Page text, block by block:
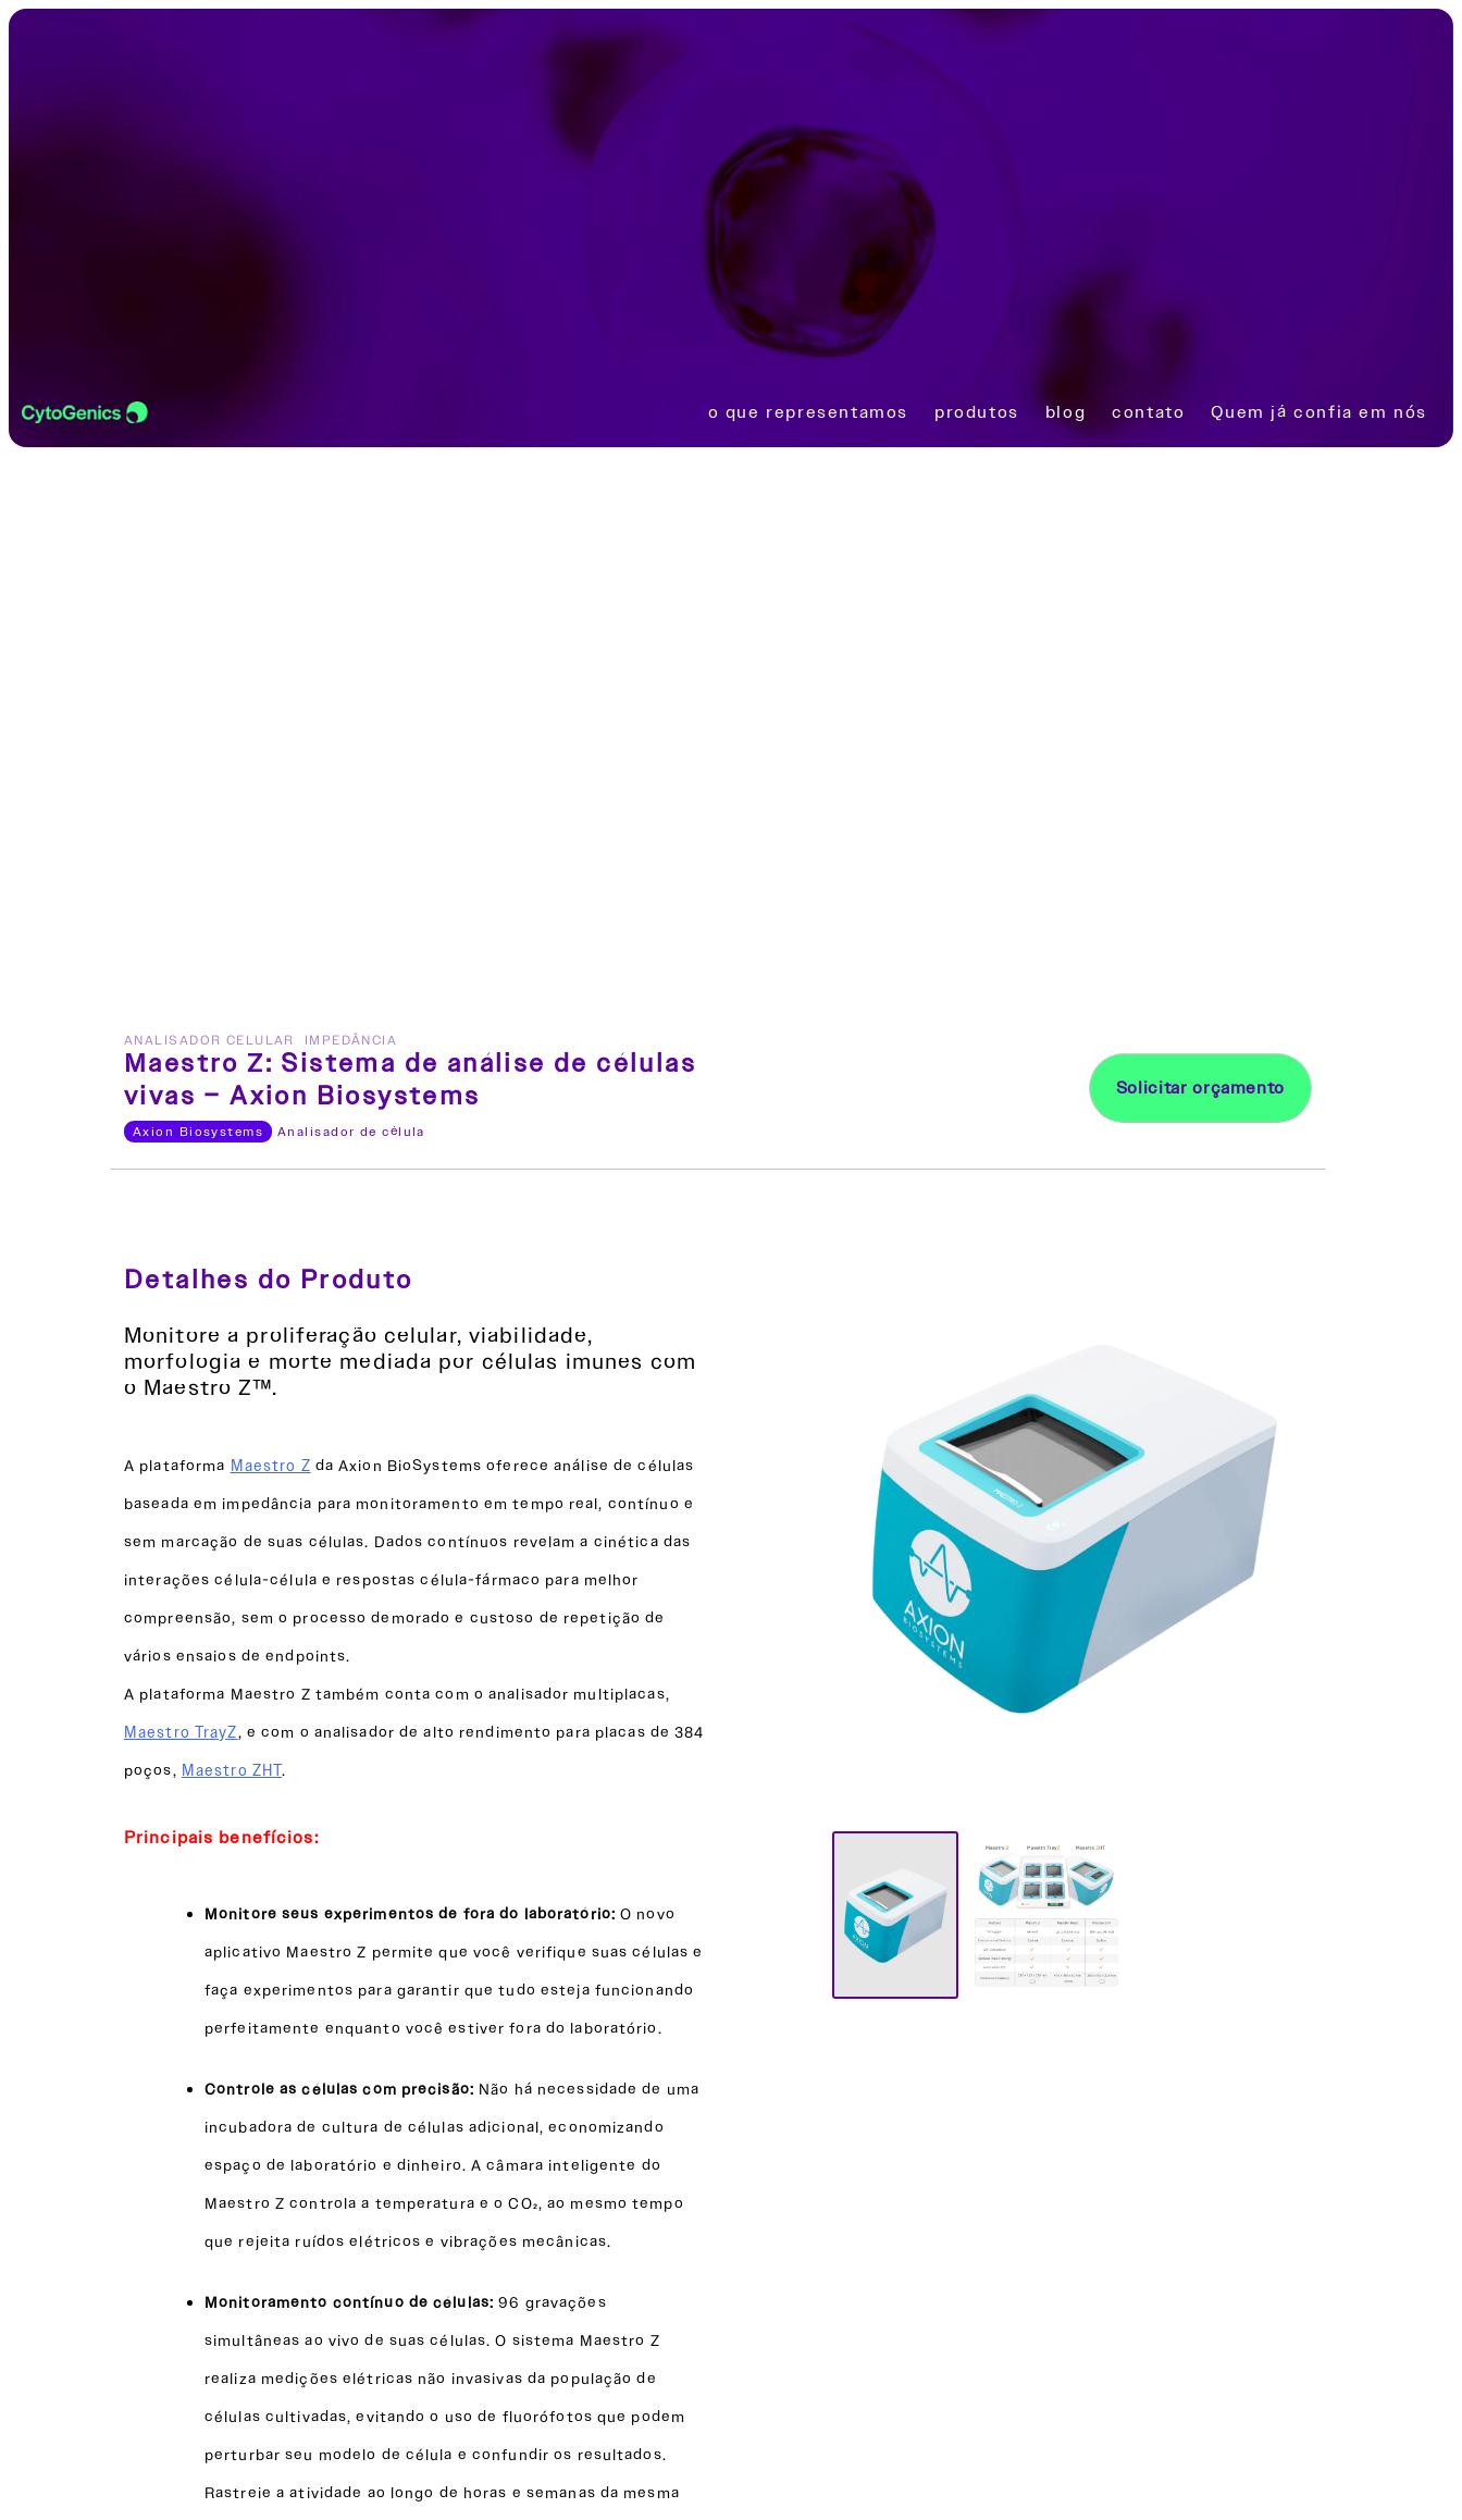
Skip to content
o que representamos produtos blog contato Quem já confia em nós
ANALISADOR CELULAR IMPEDÂNCIA
Maestro Z: Sistema de análise de células
vivas – Axion Biosystems
Axion Biosystems Analisador de célula
Solicitar orçamento
Detalhes do Produto
Monitore a proliferação celular, viabilidade,
morfologia e morte mediada por células imunes com
o Maestro Z™.
A plataforma Maestro Z da Axion BioSystems oferece análise de células
baseada em impedância para monitoramento em tempo real, contínuo e
sem marcação de suas células. Dados contínuos revelam a cinética das
interações célula-célula e respostas célula-fármaco para melhor
compreensão, sem o processo demorado e custoso de repetição de
vários ensaios de endpoints.
A plataforma Maestro Z também conta com o analisador multiplacas,
Maestro TrayZ, e com o analisador de alto rendimento para placas de 384
poços, Maestro ZHT.
Principais benefícios:
Monitore seus experimentos de fora do laboratório:O novo
aplicativo Maestro Z permite que você verifique suas células e
faça experimentos para garantir que tudo esteja funcionando
perfeitamente enquanto você estiver fora do laboratório.
Controle as células com precisão: Não há necessidade de uma
incubadora de cultura de células adicional, economizando
espaço de laboratório e dinheiro. A câmara inteligente do
Maestro Z controla a temperatura e o CO₂, ao mesmo tempo
que rejeita ruídos elétricos e vibrações mecânicas.
Monitoramento contínuo de células:96 gravações
simultâneas ao vivo de suas células. O sistema Maestro Z
realiza medições elétricas não invasivas da população de
células cultivadas, evitando o uso de fluorófotos que podem
perturbar seu modelo de célula e confundir os resultados.
Rastreie a atividade ao longo de horas e semanas da mesma